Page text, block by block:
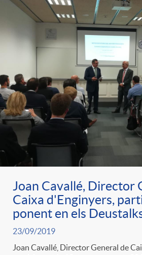
Joan Cavallé, Director
Caixa d'Enginyers,
ponent en els
23/09/2019
Joan Cavallé, Director General de